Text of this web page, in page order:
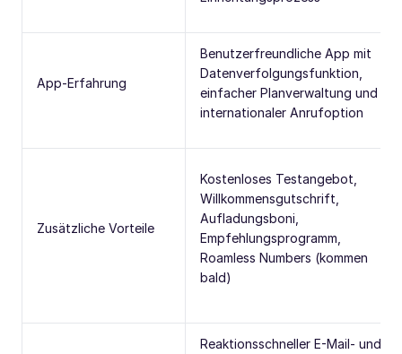
App-Erfahrung
Benutzerfreundliche App mit
Datenverfolgungsfunktion,
einfacher Planverwaltung und
internationaler Anrufoption
Zusätzliche Vorteile
Kostenloses Testangebot,
Willkommensgutschrift,
Aufladungsboni,
Empfehlungsprogramm,
Roamless Numbers (kommen
bald)
Reaktionsschneller E-Mail- und